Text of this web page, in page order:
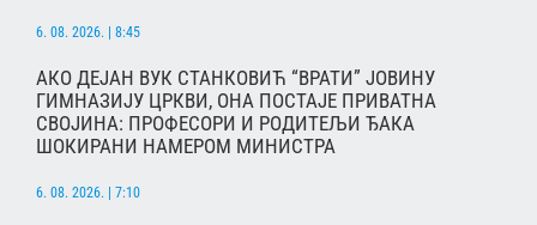
6. 08. 2026. | 8:45
АКО ДЕЈАН ВУК СТАНКОВИЋ “ВРАТИ” ЈОВИНУ
ГИМНАЗИЈУ ЦРКВИ, ОНА ПОСТАЈЕ ПРИВАТНА
СВОЈИНА: ПРОФЕСОРИ И РОДИТЕЉИ ЂАКА
ШОКИРАНИ НАМЕРОМ МИНИСТРА
6. 08. 2026. | 7:10